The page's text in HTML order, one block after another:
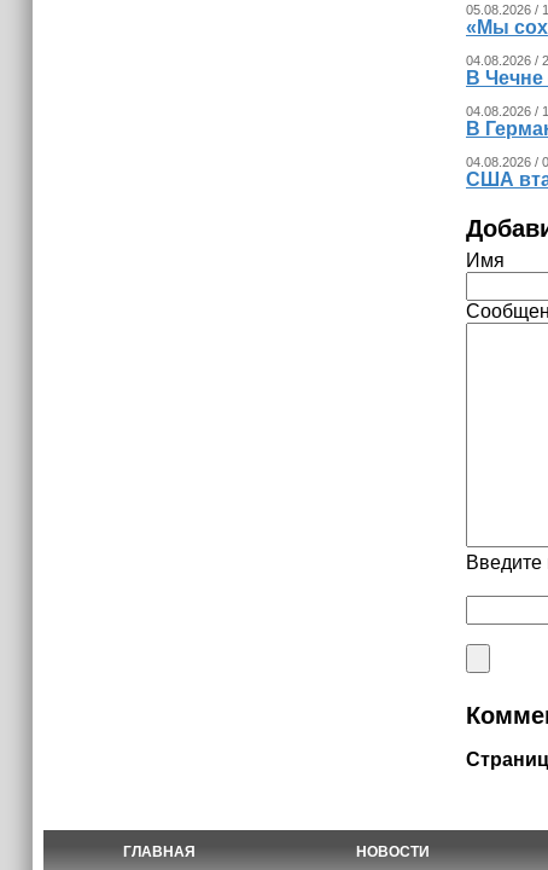
05.08.2026 /
«Мы
04.08.2026 /
В
04.08.2026 /
В
04.08.2026 /
США
Имя
Введите
ГЛАВНАЯ НОВОСТИ